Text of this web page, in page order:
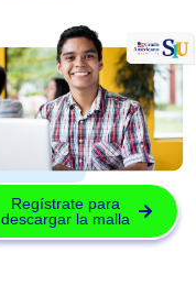
Regístrate para
descargar la malla